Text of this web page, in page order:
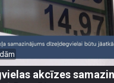
akcīzes